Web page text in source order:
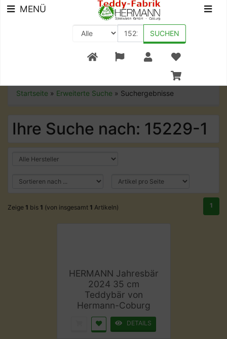
+49 (0) 9561-8590-0
MENÜ
SUCHEN
Startseite » Erweiterte Suche » Suchergebnisse
Ihre Suche nach: 15229-1
Zeige 1 bis 1 (von insgesamt 1 Artikeln) 1
HERMANN Jahresbär
2024 35 cm
Teddybär von
Hermann-Coburg
DETAILS